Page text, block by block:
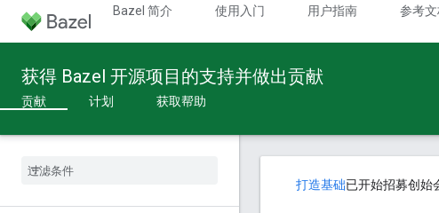
Bazel 简介 使用入门 用户指南 参考文
获得 Bazel 开源项目的支持并做出贡献
贡献 计划 获取帮助
打造基础已开始招募创始